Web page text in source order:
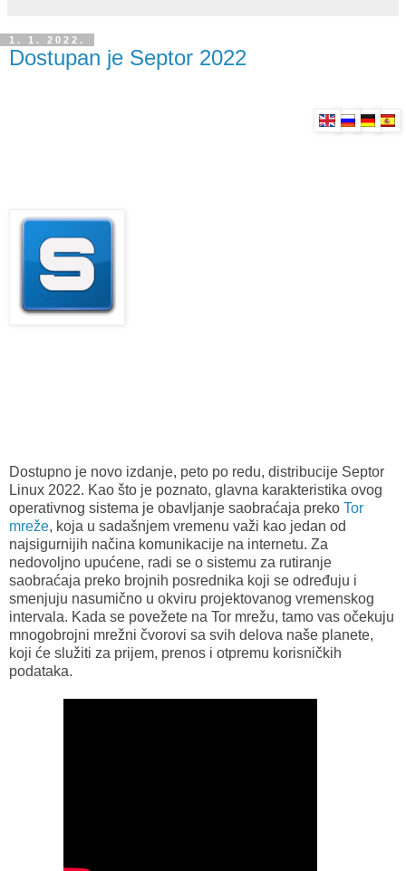
1. 1. 2022.
Dostupan je Septor 2022
Dostupno je novo izdanje, peto po redu, distribucije Septor
Linux 2022. Kao što je poznato, glavna karakteristika ovog
operativnog sistema je obavljanje saobraćaja preko Tor
mreže, koja u sadašnjem vremenu važi kao jedan od
najsigurnijih načina komunikacije na internetu. Za
nedovoljno upućene, radi se o sistemu za rutiranje
saobraćaja preko brojnih posrednika koji se određuju i
smenjuju nasumično u okviru projektovanog vremenskog
intervala. Kada se povežete na Tor mrežu, tamo vas očekuju
mnogobrojni mrežni čvorovi sa svih delova naše planete,
koji će služiti za prijem, prenos i otpremu korisničkih
podataka.